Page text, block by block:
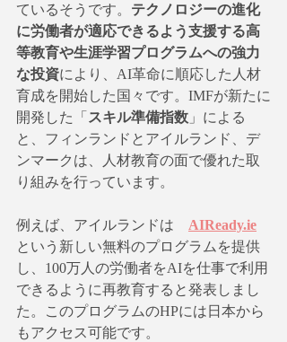
ているそうです。 テクノロジーの進化
に労働者が適応できるよう支援する高
等教育や生涯学習プログラムへの強力
な投資により、AI革命に順応した人材
育成を開始した国々です。IMFが新たに
開発した「 スキル準備指数 」による
と、フィンランドとアイルランド、デ
ンマークは、人材教育の面で優れた取
り組みを行っています。
例えば、アイルランドは AIReady.ie
という新しい無料のプログラムを提供
し、100万人の労働者をAIを仕事で利用
できるように再教育すると発表しまし
た。このプログラムのHPには日本から
もアクセス可能です。